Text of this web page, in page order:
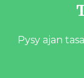
Pysy ajan